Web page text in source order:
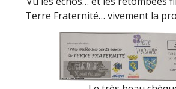
Terre Fraternité… vivement la